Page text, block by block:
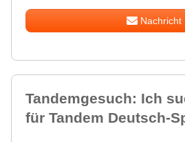
Nachricht
Tandemgesuch: Ich
für Tandem Deutsch-